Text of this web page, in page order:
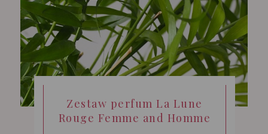
Zestaw perfum La Lune
Rouge Femme and Homme